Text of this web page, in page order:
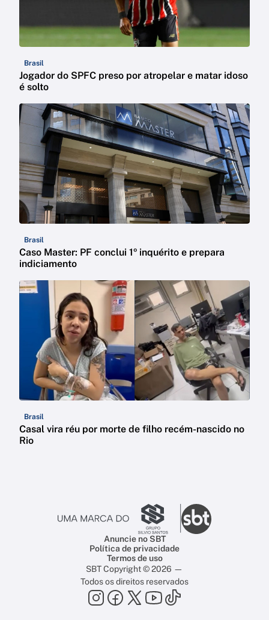
Brasil
Jogador do SPFC preso por atropelar e matar idoso
é solto
Brasil
Caso Master: PF conclui 1º inquérito e prepara
indiciamento
Brasil
Casal vira réu por morte de filho recém-nascido no
Rio
Anuncie no SBT
Política de privacidade
Termos de uso
SBT Copyright © 2026 —
Todos os direitos reservados